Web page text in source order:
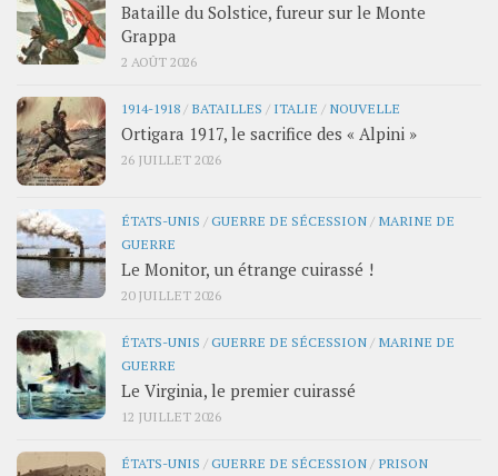
Bataille du Solstice, fureur sur le Monte
Grappa
2 AOÛT 2026
1914-1918 / BATAILLES / ITALIE / NOUVELLE
Ortigara 1917, le sacrifice des « Alpini »
26 JUILLET 2026
ÉTATS-UNIS /GUERRE DE SÉCESSION / MARINE DE
GUERRE
Le Monitor, un étrange cuirassé !
20 JUILLET 2026
ÉTATS-UNIS /GUERRE DE SÉCESSION / MARINE DE
GUERRE
Le Virginia, le premier cuirassé
12 JUILLET 2026
ÉTATS-UNIS /GUERRE DE SÉCESSION / PRISON